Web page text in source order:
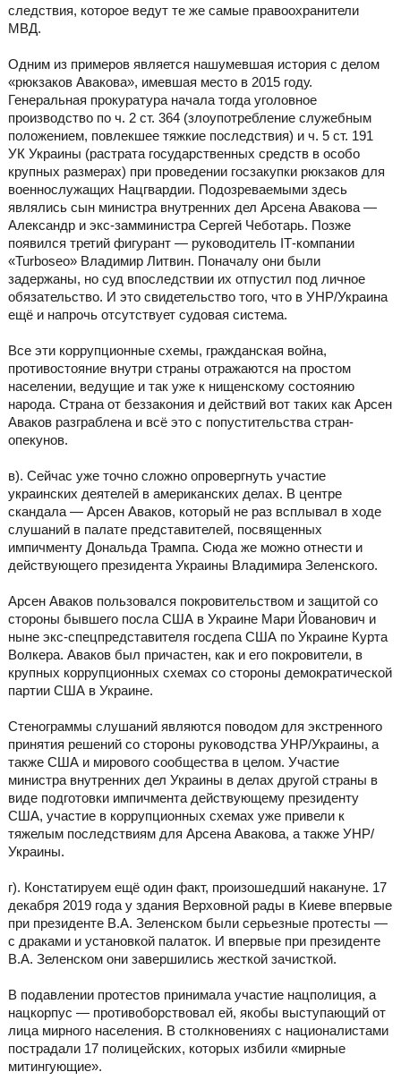
следствия, которое ведут те же самые правоохранители
МВД.
Одним из примеров является нашумевшая история с делом
«рюкзаков Авакова», имевшая место в 2015 году.
Генеральная прокуратура начала тогда уголовное
производство по ч. 2 ст. 364 (злоупотребление служебным
положением, повлекшее тяжкие последствия) и ч. 5 ст. 191
УК Украины (растрата государственных средств в особо
крупных размерах) при проведении госзакупки рюкзаков для
военнослужащих Нацгвардии. Подозреваемыми здесь
являлись сын министра внутренних дел Арсена Авакова —
Александр и экс-замминистра Сергей Чеботарь. Позже
появился третий фигурант — руководитель IТ-компании
«Turboseo» Владимир Литвин. Поначалу они были
задержаны, но суд впоследствии их отпустил под личное
обязательство. И это свидетельство того, что в УНР/Украина
ещё и напрочь отсутствует судовая система.
Все эти коррупционные схемы, гражданская война,
противостояние внутри страны отражаются на простом
населении, ведущие и так уже к нищенскому состоянию
народа. Страна от беззакония и действий вот таких как Арсен
Аваков разграблена и всё это с попустительства стран-
опекунов.
в). Сейчас уже точно сложно опровергнуть участие
украинских деятелей в американских делах. В центре
скандала — Арсен Аваков, который не раз всплывал в ходе
слушаний в палате представителей, посвященных
импичменту Дональда Трампа. Сюда же можно отнести и
действующего президента Украины Владимира Зеленского.
Арсен Аваков пользовался покровительством и защитой со
стороны бывшего посла США в Украине Мари Йованович и
ныне экс-спецпредставителя госдепа США по Украине Курта
Волкера. Аваков был причастен, как и его покровители, в
крупных коррупционных схемах со стороны демократической
партии США в Украине.
Стенограммы слушаний являются поводом для экстренного
принятия решений со стороны руководства УНР/Украины, а
также США и мирового сообщества в целом. Участие
министра внутренних дел Украины в делах другой страны в
виде подготовки импичмента действующему президенту
США, участие в коррупционных схемах уже привели к
тяжелым последствиям для Арсена Авакова, а также УНР/
Украины.
г). Констатируем ещё один факт, произошедший накануне. 17
декабря 2019 года у здания Верховной рады в Киеве впервые
при президенте В.А. Зеленском были серьезные протесты —
с драками и установкой палаток. И впервые при президенте
В.А. Зеленском они завершились жесткой зачисткой.
В подавлении протестов принимала участие нацполиция, а
нацкорпус — противоборствовал ей, якобы выступающий от
лица мирного населения. В столкновениях с националистами
пострадали 17 полицейских, которых избили «мирные
митингующие».